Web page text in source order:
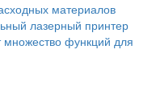
материалов
лазерный принтер
множество функций для